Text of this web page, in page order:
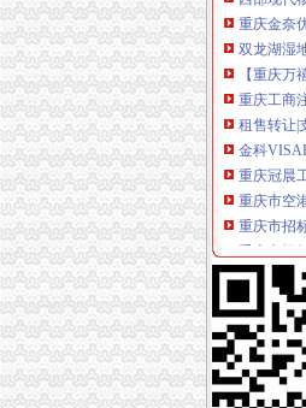
双龙湖湿
【重庆万
重庆工
租售转让|
金科
重庆冠晨
重庆市空
重庆市招
重庆市招
重庆泰业
重庆泰业
重庆市汇
金科
双龙湖湿
重庆自在
梦之诗女